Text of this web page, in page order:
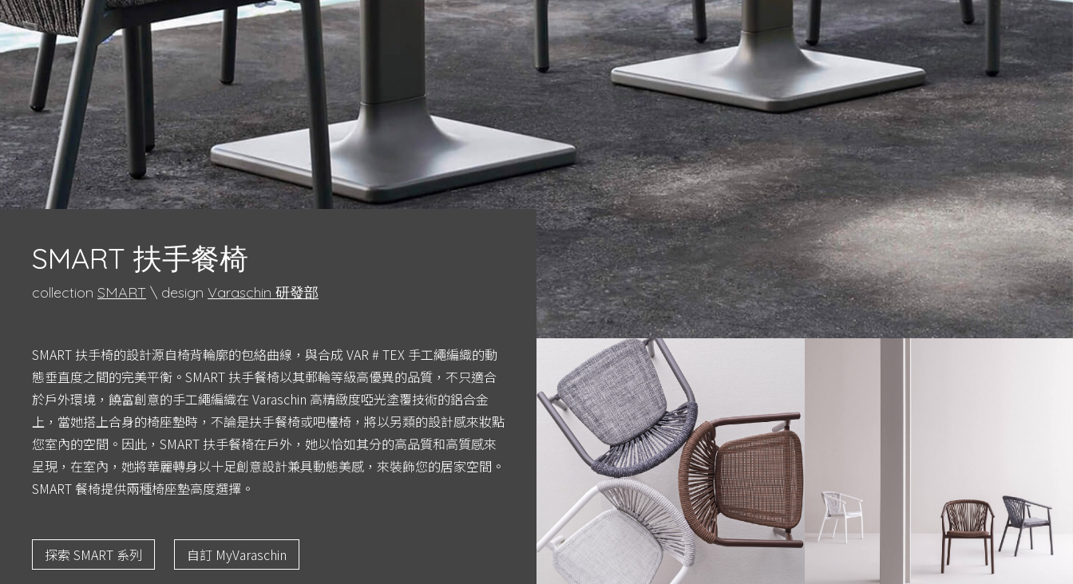
SMART 扶手餐椅
collection SMART \ design Varaschin 研發部
SMART 扶手椅的設計源自椅背輪廓的包絡曲線，與合成 VAR # TEX 手工繩編織的動
態垂直度之間的完美平衡。SMART 扶手餐椅以其郵輪等級高優異的品質，不只適合
於戶外環境，饒富創意的手工繩編織在 Varaschin 高精緻度啞光塗覆技術的鋁合金
上，當她搭上合身的椅座墊時，不論是扶手餐椅或吧檯椅，將以另類的設計感來妝點
您室內的空間。因此，SMART 扶手餐椅在戶外，她以恰如其分的高品質和高質感來
呈現，在室內，她將華麗轉身以十足創意設計兼具動態美感，來裝飾您的居家空間。
SMART 餐椅提供兩種椅座墊高度選擇。
探索 SMART 系列 自訂 MyVaraschin